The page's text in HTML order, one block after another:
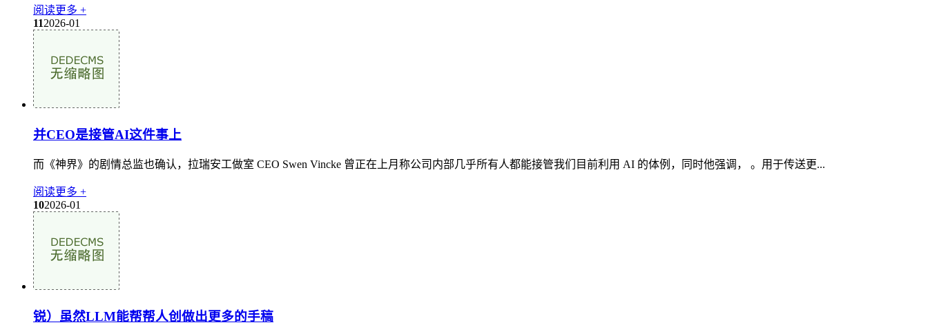
阅读更多 +
112026-01
并CEO是接管AI这件事上
而《神界》的剧情总监也确认，拉瑞安工做室 CEO Swen Vincke 曾正在上月称公司内部几乎所有人都能接管我们目前利用 AI 的体例，同时他强调， 。用于传送更...
阅读更多 +
102026-01
锐）虽然LLM能帮帮人创做出更多的手稿